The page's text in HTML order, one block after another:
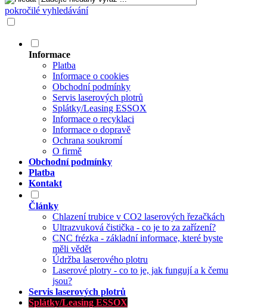
pokročilé vyhledávání
Informace
Platba
Informace o cookies
Obchodní podmínky
Servis laserových plotrů
Splátky/Leasing ESSOX
Informace o recyklaci
Informace o dopravě
Ochrana soukromí
O firmě
Obchodní podmínky
Platba
Kontakt
Články
Chlazení trubice v CO2 laserových řezačkách
Ultrazvuková čistička - co je to za zařízení?
CNC frézka - základní informace, které byste
měli vědět
Údržba laserového plotru
Laserové plotry - co to je, jak fungují a k čemu
jsou?
Servis laserových plotrů
Splátky/Leasing ESSOX